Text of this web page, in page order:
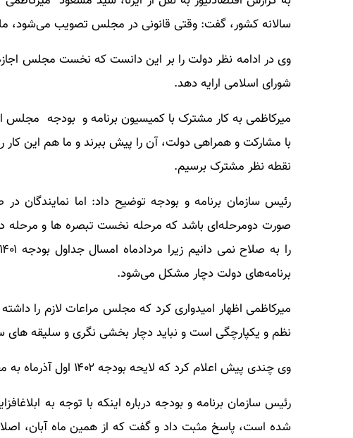
سالانه کشور، گفت: وقتی قانونی در مجلس تصویب می‌شود،
وی در ادامه نظر دولت را بر این دانست که نخست مجلس
شورای اسلامی ارایه دهد.
میرکاظمی به کار مشترک با کمیسیون برنامه و بودجه
با مشارکت و همراهی دولت، آن را پیش ببرند و ما هم این کار
نقطه نظر مشترک برسیم.
رئیس سازمان برنامه و بودجه توضیح داد: اما نمایندگان
صورت دومرحله‌ای باشد که مرحله نخست تبصره ها و مرحله
برنامه‌های دولت دچار مشکل می‌شود.
میرکاظمی اظهار امیدواری کرد که مجلس مراعات لازم را
نظم و یکپارچگی است و نباید دچار بخشی نگری و سلیقه
وی چندی پیش اعلام کرد که لایحه بودجه ۱۴۰۲ اول آذرماه به مجلس می رود.
رئیس سازمان برنامه و بودجه درباره اینکه با توجه به
شده است، پاسخ مثبت داد و گفت که از همین ماه آبان،